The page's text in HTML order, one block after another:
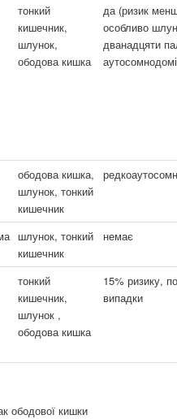
тонкий
кишечник,
шлунок,
ободова кишка
да (ризик
особливо
дванадцяти
ободова кишка,
шлунок, тонкий
кишечник
шлунок, тонкий
кишечник
немає
тонкий
кишечник,
шлунок ,
ободова кишка
15% ризику,
випадки
ободової кишки